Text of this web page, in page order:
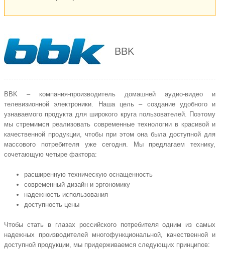
BBK
BBK – компания-производитель домашней аудио-видео и
телевизионной электроники. Наша цель – создание удобного и
узнаваемого продукта для широкого круга пользователей. Поэтому
мы стремимся реализовать современные технологии в красивой и
качественной продукции, чтобы при этом она была доступной для
массового потребителя уже сегодня. Мы предлагаем технику,
сочетающую четыре фактора:
расширенную техническую оснащенность
современный дизайн и эргономику
надежность использования
доступность цены
Чтобы стать в глазах российского потребителя одним из самых
надежных производителей многофункциональной, качественной и
доступной продукции, мы придерживаемся следующих принципов: